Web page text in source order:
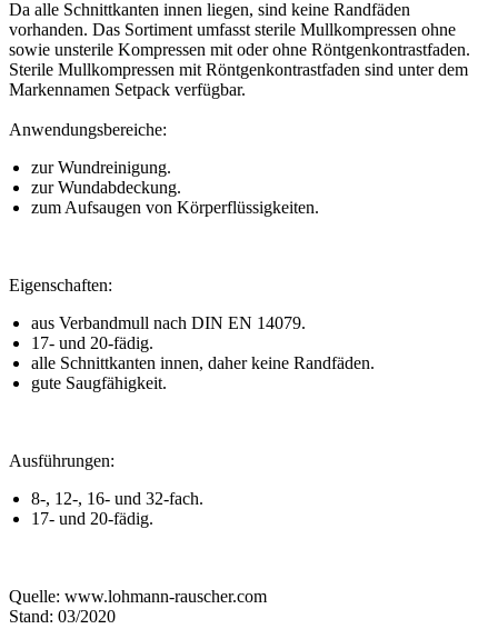
Da alle Schnittkanten innen liegen, sind keine Randfäden
vorhanden. Das Sortiment umfasst sterile Mullkompressen ohne
sowie unsterile Kompressen mit oder ohne Röntgenkontrastfaden.
Sterile Mullkompressen mit Röntgenkontrastfaden sind unter dem
Markennamen Setpack verfügbar.
Anwendungsbereiche:
zur Wundreinigung.
zur Wundabdeckung.
zum Aufsaugen von Körperflüssigkeiten.
Eigenschaften:
aus Verbandmull nach DIN EN 14079.
17- und 20-fädig.
alle Schnittkanten innen, daher keine Randfäden.
gute Saugfähigkeit.
Ausführungen:
8-, 12-, 16- und 32-fach.
17- und 20-fädig.
Quelle: www.lohmann-rauscher.com
Stand: 03/2020